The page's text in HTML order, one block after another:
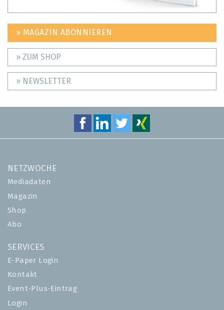
» MAGAZIN ABONNIEREN
» ZUM SHOP
» NEWSLETTER
NETZWOCHE
Mediadaten
Magazin
Shop
Abo
SERVICES
E-Paper Login
Kontakt
Event-Plus-Eintrag
Login